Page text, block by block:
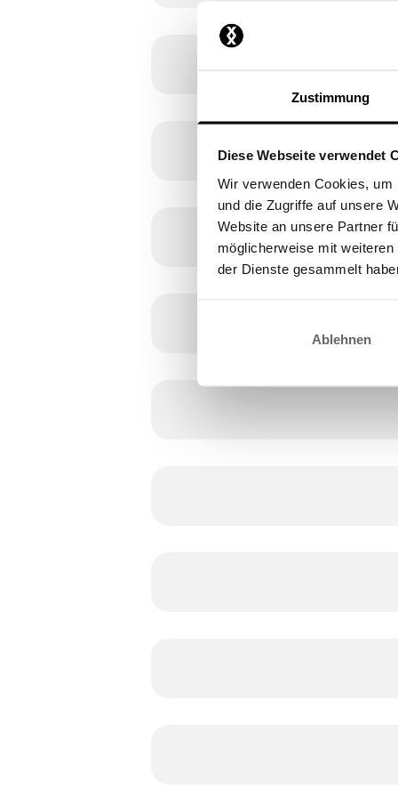
Zustimmung
Diese Webseite verwendet
Wir verwenden Cookies,
und die Zugriffe auf unsere
Website an unsere Partner
möglicherweise mit
der Dienste gesammelt
Ablehnen